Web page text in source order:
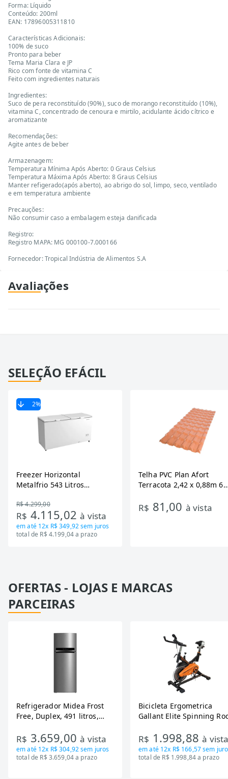
Forma: Líquido
Conteúdo: 200ml
EAN: 17896005311810
Características Adicionais:
100% de suco
Pronto para beber
Tema Maria Clara e JP
Rico com fonte de vitamina C
Feito com ingredientes naturais
Ingredientes:
Suco de pera reconstituído (90%), suco de morango reconstituído (10%),
vitamina C, concentrado de cenoura e mirtilo, acidulante ácido cítrico e
aromatizante
Recomendações:
Agite antes de beber
Armazenagem:
Temperatura Mínima Após Aberto: 0 Graus Celsius
Temperatura Máxima Após Aberto: 8 Graus Celsius
Manter refigerado(após aberto), ao abrigo do sol, limpo, seco, ventilado
e em temperatura ambiente
Precauções:
Não consumir caso a embalagem esteja danificada
Registro:
Registro MAPA: MG 000100-7.000166
Fornecedor: Tropical Indústria de Alimentos S.A
Avaliações
SELEÇÃO EFÁCIL
2%
Freezer Horizontal
Metalfrio 543 Litros
Tecnologia Inverter, Branco,
Bivolt
R$ 4.299,00
R$ 4.115,02à vista
em até 12x R$ 349,92sem juros
total de R$ 4.199,04 a prazo
Telha PVC Plan Afort
Terracota 2,42 x 0,88m 6
R$ 81,00 à vista
OFERTAS - LOJAS E MARCAS
PARCEIRAS
Refrigerador Midea Frost
Free, Duplex, 491 litros,
RT650EVK463)
R$ 3.659,00à vista
em até 12x R$ 304,92sem juros
total de R$ 3.659,04 a prazo
Bicicleta Ergometrica
Gallant Elite Spinning
Mecanica GSB13HBTA-PT
R$ 1.998,88à
em até 12x R$ 166,57sem
total de R$ 1.998,84 a prazo